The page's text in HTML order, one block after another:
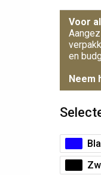
Voor
en
Neem